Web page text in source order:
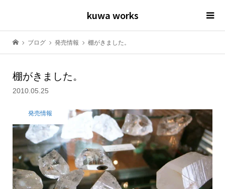
kuwa works
ブログ 発売情報 棚がきました。
棚がきました。
2010.05.25
発売情報